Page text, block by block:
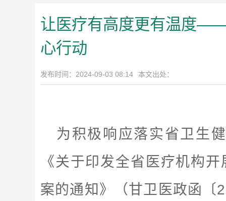
让医疗有高度更有温度——
心行动
发布时间：2024-09-03 08:14 本文出处：
为积极响应落实省卫生
《关于印发全省医疗机构
案的通知》（甘卫医政函